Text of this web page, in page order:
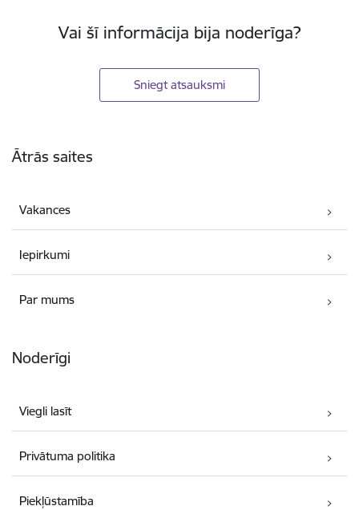
Vai šī informācija bija noderīga?
Sniegt atsauksmi
Ātrās saites
Vakances
Iepirkumi
Par mums
Noderīgi
Viegli lasīt
Privātuma politika
Piekļūstamība